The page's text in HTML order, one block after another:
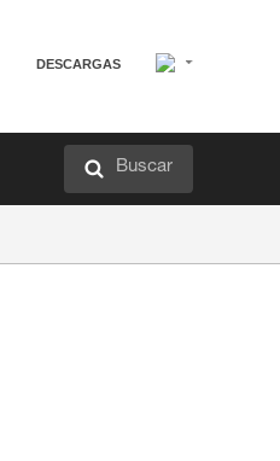
DESCARGAS
Buscar